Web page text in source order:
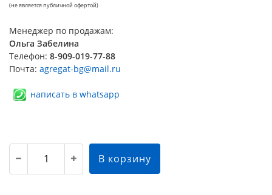
(не является публичной офертой)
Менеджер по продажам:
Ольга Забелина
Телефон: 8-909-019-77-88
Почта: agregat-bg@mail.ru
написать в whatsapp
В корзину